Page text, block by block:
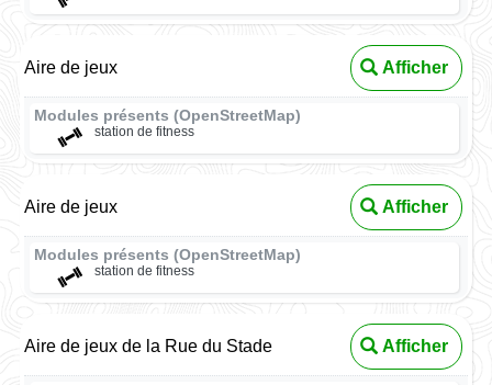
Aire de jeux Afficher
Modules présents (OpenStreetMap)
station de fitness
Aire de jeux Afficher
Modules présents (OpenStreetMap)
station de fitness
Aire de jeux de la Rue du Stade Afficher